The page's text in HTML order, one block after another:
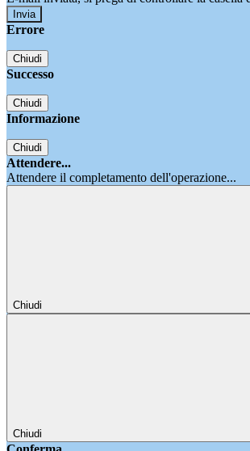
Errore
Chiudi
Successo
Chiudi
Informazione
Chiudi
Attendere...
Attendere il completamento dell'operazione...
Chiudi
Chiudi